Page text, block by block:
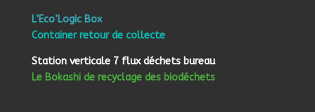
L’Eco’Logic Box
Container retour de collecte
Station verticale 7 flux déchets bureau
Le Bokashi de recyclage des biodéchets